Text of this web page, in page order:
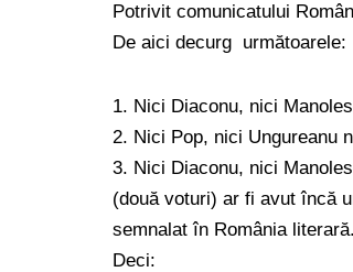
Potrivit comunicatului
De aici decurg următoarele:
1. Nici Diaconu, nici
2. Nici Pop, nici Ungureanu
3. Nici Diaconu, nici
(două voturi) ar fi avut încă
semnalat în România literară.
Deci: